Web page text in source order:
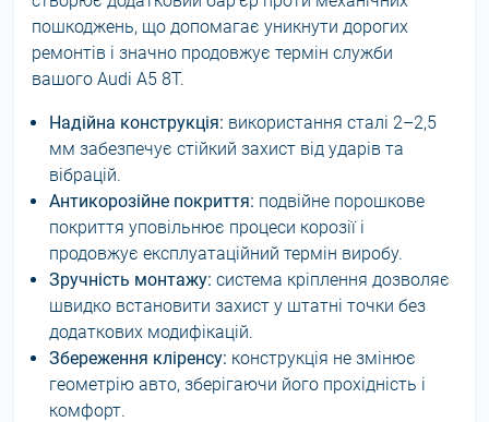
пошкоджень, що допомагає уникнути дорогих
ремонтів і значно продовжує термін служби
вашого Audi A5 8T.
Надійна конструкція: використання сталі 2–2,5
мм забезпечує стійкий захист від ударів та
вібрацій.
Антикорозійне покриття: подвійнe порошкове
покриття уповільнює процеси корозії і
продовжує експлуатаційний термін виробу.
Зручність монтажу: система кріплення дозволяє
швидко встановити захист у штатні точки без
додаткових модифікацій.
Збереження кліренсу: конструкція не змінює
геометрію авто, зберігаючи його прохідність і
комфорт.